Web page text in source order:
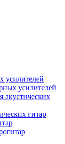
усилителей
усилителей
акустических
гитар